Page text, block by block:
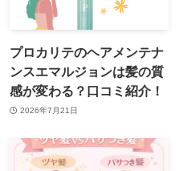
プロカリテのヘアメンテナ
ンスエマルジョンは髪の質
感が変わる？口コミ紹介！
2026年7月21日